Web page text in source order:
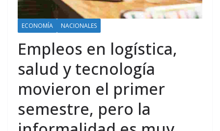
ECONOMÍA NACIONALES
Empleos en logística,
salud y tecnología
movieron el primer
semestre, pero la